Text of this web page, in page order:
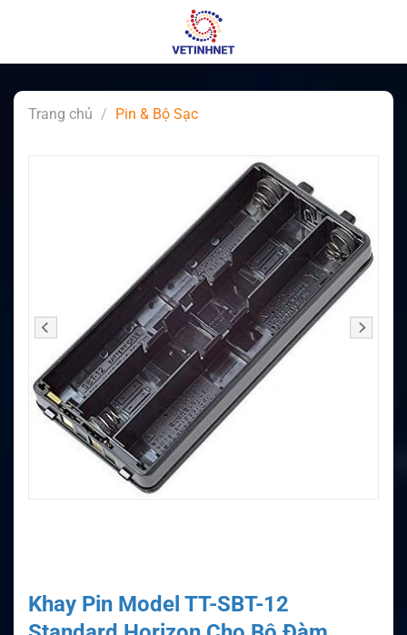
Trang chủ / Pin & Bộ Sạc
Khay Pin Model TT-SBT-12